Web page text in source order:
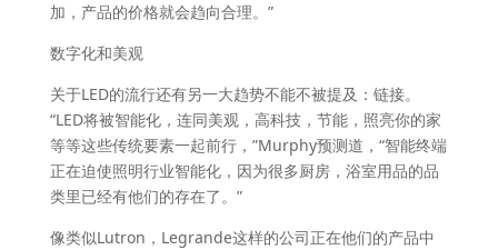
加，产品的价格就会趋向合理。”
数字化和美观
关于LED的流行还有另一大趋势不能不被提及：链接。
“LED将被智能化，连同美观，高科技，节能，照亮你的家
等等这些传统要素一起前行，”Murphy预测道，“智能终端
正在迫使照明行业智能化，因为很多厨房，浴室用品的品
类里已经有他们的存在了。”
像类似Lutron，Legrande这样的公司正在他们的产品中